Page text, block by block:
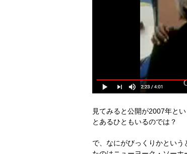
見てみると公開が2007年と
とあるひともいるのでは？
で、なにがびっくりかとい